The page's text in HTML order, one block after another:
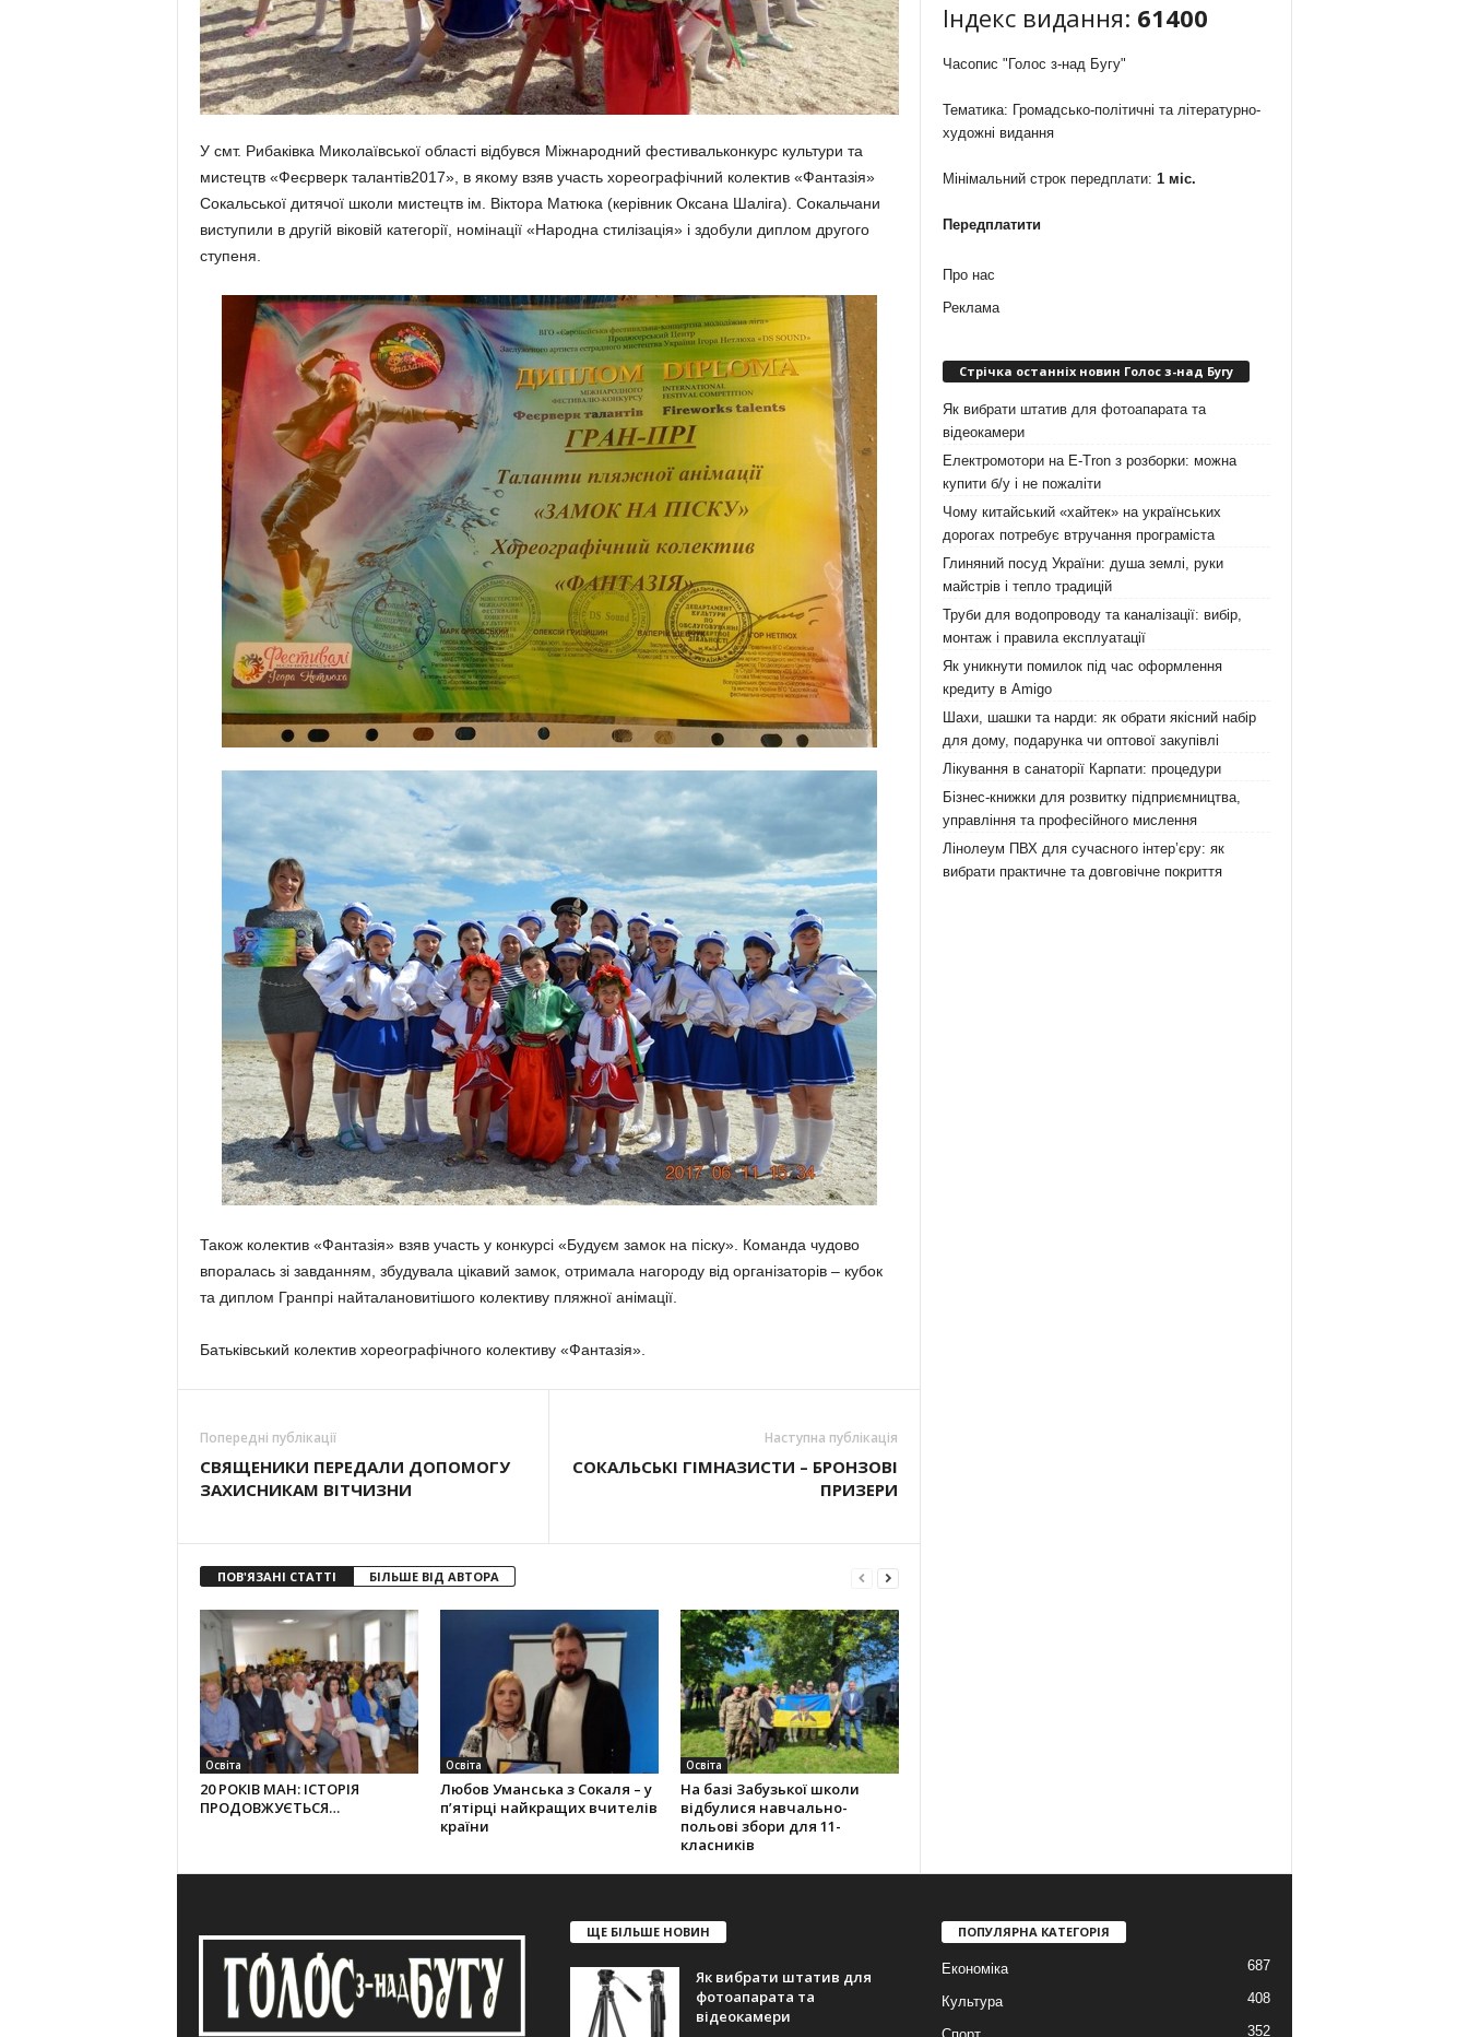
У смт. Рибаківка Миколаївської області відбувся Міжнародний фестивальконкурс культури та
мистецтв «Феєрверк талантів2017», в якому взяв участь хореографічний колектив «Фантазія»
Сокальської дитячої школи мистецтв ім. Віктора Матюка (керівник Оксана Шаліга). Сокальчани
виступили в другій віковій категорії, номінації «Народна стилізація» і здобули диплом другого
ступеня.
Також колектив «Фантазія» взяв участь у конкурсі «Будуєм замок на піску». Команда чудово
впоралась зі завданням, збудувала цікавий замок, отримала нагороду від організаторів – кубок
та диплом Гранпрі найталановитішого колективу пляжної анімації.
Батьківський колектив хореографічного колективу «Фантазія».
Попередні публікації
СВЯЩЕНИКИ ПЕРЕДАЛИ ДОПОМОГУ
ЗАХИСНИКАМ ВІТЧИЗНИ
Наступна публікація
СОКАЛЬСЬКІ ГІМНАЗИСТИ – БРОНЗОВІ
ПРИЗЕРИ
ПОВ'ЯЗАНІ СТАТТІ БІЛЬШЕ ВІД АВТОРА
Освіта
20 РОКІВ МАН: ІСТОРІЯ
ПРОДОВЖУЄТЬСЯ…
Освіта
Любов Уман­ська з Сокаля – у
п’ятірці найкращих вчителів
країни
Освіта
На базі Забузької школи
відбулися навчально-
польові збори для 11-
класників
Індекс видання: 61400
Часопис "Голос з-над Бугу"
Тематика: Громадсько-політичні та літературно-
художні видання
Мінімальний строк передплати: 1 міс.
Передплатити
Про нас
Реклама
Стрічка останніх новин Голос з-над Бугу
Як вибрати штатив для фотоапарата та
відеокамери
Електромотори на E-Tron з розборки: можна
купити б/у і не пожаліти
Чому китайський «хайтек» на українських
дорогах потребує втручання програміста
Глиняний посуд України: душа землі, руки
майстрів і тепло традицій
Труби для водопроводу та каналізації: вибір,
монтаж і правила експлуатації
Як уникнути помилок під час оформлення
кредиту в Amigo
Шахи, шашки та нарди: як обрати якісний набір
для дому, подарунка чи оптової закупівлі
Лікування в санаторії Карпати: процедури
Бізнес-книжки для розвитку підприємництва,
управління та професійного мислення
Лінолеум ПВХ для сучасного інтер’єру: як
вибрати практичне та довговічне покриття
ЩЕ БІЛЬШЕ НОВИН
Як вибрати штатив для
фотоапарата та
відеокамери
ПОПУЛЯРНА КАТЕГОРІЯ
Економіка 687
Культура 408
352